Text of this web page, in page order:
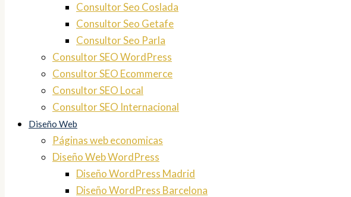
Consultor Seo Coslada
Consultor Seo Getafe
Consultor Seo Parla
Consultor SEO WordPress
Consultor SEO Ecommerce
Consultor SEO Local
Consultor SEO Internacional
Diseño Web
Páginas web economicas
Diseño Web WordPress
Diseño WordPress Madrid
Diseño WordPress Barcelona